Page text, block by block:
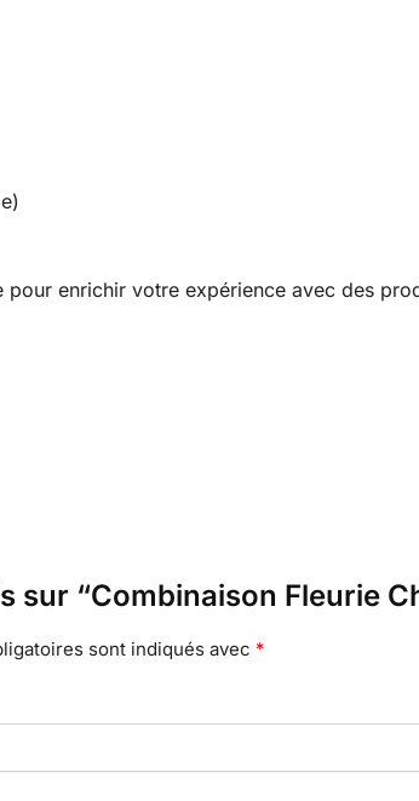
enrichir votre expérience avec des
sur “Combinaison Fleurie
sont indiqués avec *